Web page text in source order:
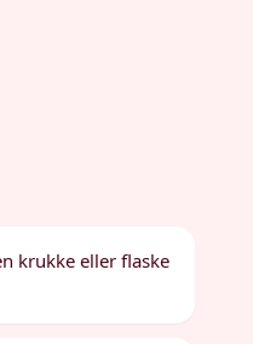
krukke eller flaske